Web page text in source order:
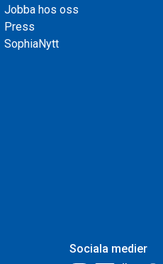
Jobba hos oss
Press
SophiaNytt
Sociala medier